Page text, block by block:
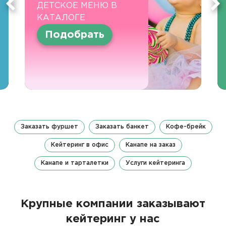
ДЕТСКОЕ МЕНЮ В
КАТАЛОГЕ
Подобрать
Заказать фуршет Заказать банкет Кофе-брейк
Кейтеринг в офис Канапе на заказ
Канапе и тарталетки Услуги кейтеринга
Крупные компании заказывают
кейтеринг у нас